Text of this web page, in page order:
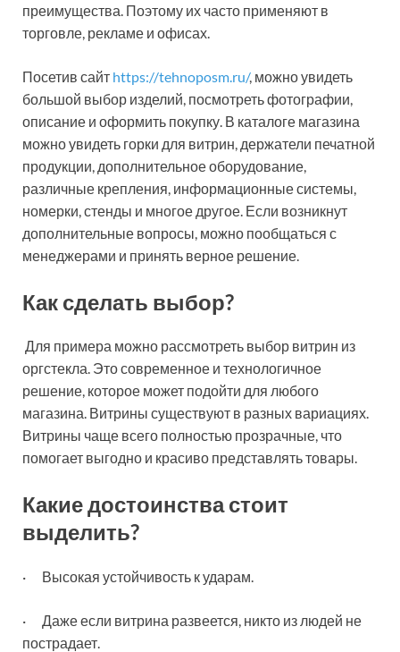
преимущества. Поэтому их часто применяют в
торговле, рекламе и офисах.
Посетив сайт https://tehnoposm.ru/, можно увидеть
большой выбор изделий, посмотреть фотографии,
описание и оформить покупку. В каталоге магазина
можно увидеть горки для витрин, держатели печатной
продукции, дополнительное оборудование,
различные крепления, информационные системы,
номерки, стенды и многое другое. Если возникнут
дополнительные вопросы, можно пообщаться с
менеджерами и принять верное решение.
Как сделать выбор?
Для примера можно рассмотреть выбор витрин из
оргстекла. Это современное и технологичное
решение, которое может подойти для любого
магазина. Витрины существуют в разных вариациях.
Витрины чаще всего полностью прозрачные, что
помогает выгодно и красиво представлять товары.
Какие достоинства стоит
выделить?
· Высокая устойчивость к ударам.
· Даже если витрина развеется, никто из людей не
пострадает.